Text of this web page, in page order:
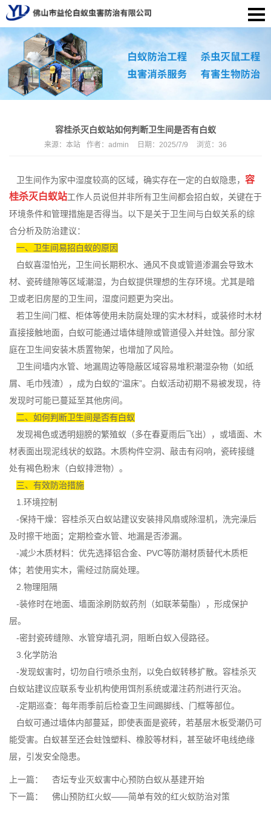
容桂杀灭白蚁站如何判断卫生间是否有白蚁
来源： 本站 作者： admin 日期： 2025/7/9 浏览： 36
卫生间作为家中湿度较高的区域，确实存在一定的白蚁隐患， 容
桂杀灭白蚁站工作人员说但并非所有卫生间都会招白蚁，关键在于
环境条件和管理措施是否得当。以下是关于卫生间与白蚁关系的综
合分析及防治建议：
一、卫生间易招白蚁的原因
白蚁喜湿怕光，卫生间长期积水、 通风不良或管道渗漏会导致木
材、瓷砖缝隙等区域潮湿，为白蚁提供理想的生存环境。尤其是暗
卫或老旧房屋的卫生间，湿度问题更为突出。
若卫生间门框、柜体等使用未防腐处理的实木材料，或装修时木材
直接接触地面，白蚁可能通过墙体缝隙或管道侵入并蛀蚀。部分家
庭在卫生间安装木质置物架，也增加了风险。
卫生间墙内水管、地漏周边等隐蔽区域容易堆积潮湿杂物（如纸
屑、毛巾残渣），成为白蚁的“温床”。白蚁活动初期不易被发现，待
发现时可能已蔓延至其他房间。
二、如何判断卫生间是否有白蚁
发现褐色或透明翅膀的繁殖蚁（多在春夏雨后飞出），或墙面、木
材表面出现泥线状的蚁路。木质构件空洞、敲击有闷响，瓷砖接缝
处有褐色粉末（白蚁排泄物）。
三、有效防治措施
1.环境控制
-保持干燥：容桂杀灭白蚁站建议安装排风扇或除湿机，洗完澡后
及时擦干地面；定期检查水管、地漏是否渗漏。
-减少木质材料：优先选择铝合金、PVC等防潮材质替代木质柜
体；若使用实木，需经过防腐处理。
2.物理阻隔
-装修时在地面、墙面涂刷防蚁药剂（如联苯菊酯），形成保护
层。
-密封瓷砖缝隙、水管穿墙孔洞，阻断白蚁入侵路径。
3.化学防治
-发现蚁害时，切勿自行喷杀虫剂，以免白蚁转移扩散。容桂杀灭
白蚁站建议应联系专业机构使用饵剂系统或灌注药剂进行灭治。
-定期巡查：每年雨季前后检查卫生间踢脚线、门框等部位。
白蚁可通过墙体内部蔓延，即使表面是瓷砖，若基层木板受潮仍可
能受害。白蚁甚至还会蛀蚀塑料、橡胶等材料，甚至破坏电线绝缘
层，引发安全隐患。
上一篇：
杏坛专业灭蚁害中心预防白蚁从基建开始
下一篇：
佛山预防红火蚁——简单有效的红火蚁防治对策